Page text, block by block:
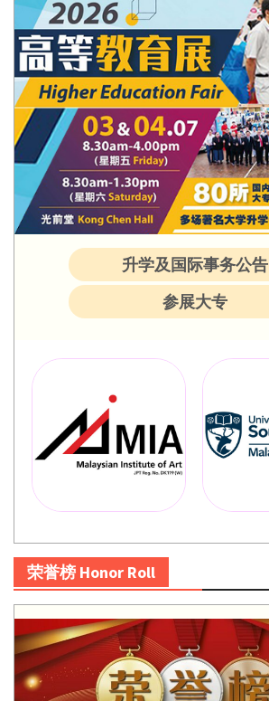
升学及国际事务公告
参展大专
荣誉榜 Honor Roll